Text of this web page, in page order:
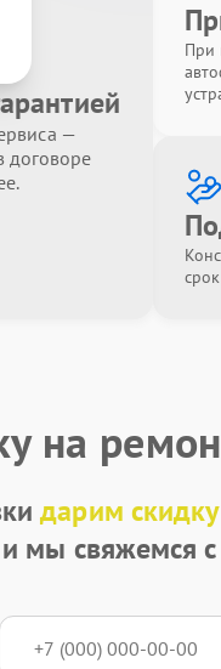
—
договоре
При
на
дарим
мы свяжемся